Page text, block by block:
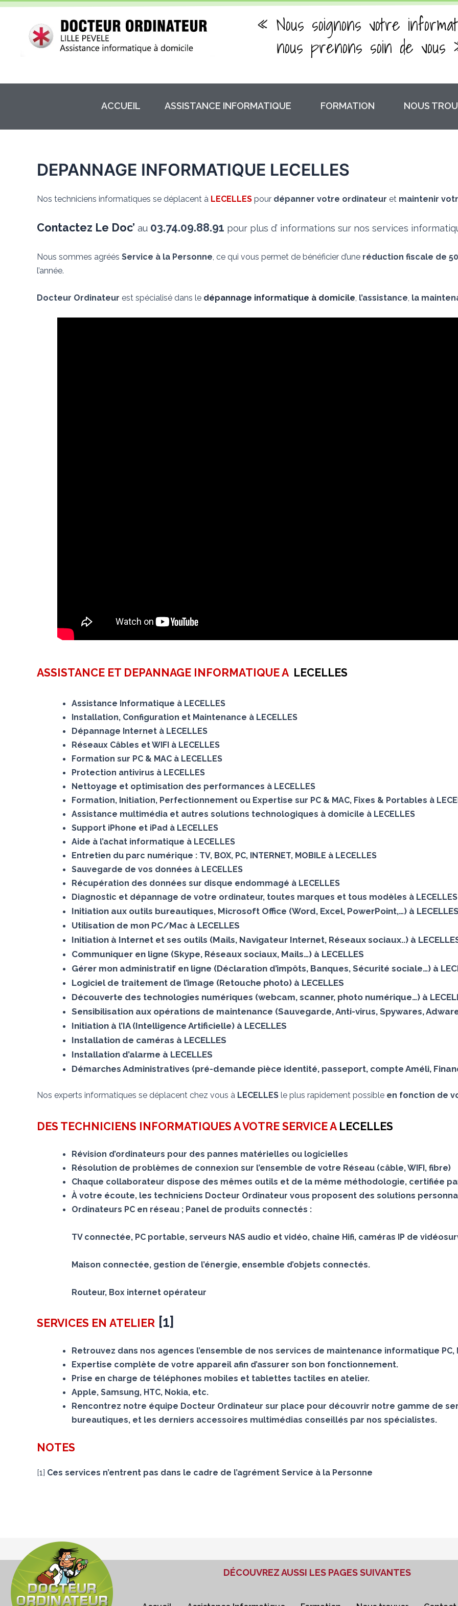
Aller
contenu
« Nous soignons votre
nous prenons soin de vous
ACCUEIL ASSISTANCE INFORMATIQUE FORMATION NOUS
DEPANNAGE INFORMATIQUE LECELLES
Nos techniciens informatiques se déplacent à LECELLES pour dépanner votre ordinateur et maintenir
Contactez Le Doc’ au 03.74.09.88.91 pour plus d’ informations sur nos services
Nous sommes agréés Service à la Personne, ce qui vous permet de bénéficier d’une réduction fiscale de
l’année.
Docteur Ordinateur est spécialisé dans le dépannage informatique à domicile l’assistance la
ASSISTANCE ET DEPANNAGE INFORMATIQUE A LECELLES
Assistance Informatique à LECELLES
Installation, Configuration et Maintenance à LECELLES
Dépannage Internet à LECELLES
Réseaux Câbles et WIFI à LECELLES
Formation sur PC & MAC à LECELLES
Protection antivirus à LECELLES
Nettoyage et optimisation des performances à LECELLES
Formation, Initiation, Perfectionnement ou Expertise sur PC & MAC, Fixes & Portables à
Assistance multimédia et autres solutions technologiques à domicile à LECELLES
Support iPhone et iPad à LECELLES
Aide à l’achat informatique à LECELLES
Entretien du parc numérique : TV, BOX, PC, INTERNET, MOBILE à LECELLES
Sauvegarde de vos données à LECELLES
Récupération des données sur disque endommagé à LECELLES
Diagnostic et dépannage de votre ordinateur, toutes marques et tous modèles à LECELLES
Initiation aux outils bureautiques, Microsoft Office (Word, Excel, PowerPoint,…) à LECELLES
Utilisation de mon PC/Mac à LECELLES
Initiation à Internet et ses outils (Mails, Navigateur Internet, Réseaux sociaux..) à
Communiquer en ligne (Skype, Réseaux sociaux, Mails…) à LECELLES
Gérer mon administratif en ligne (Déclaration d’impôts, Banques, Sécurité sociale…) à
Logiciel de traitement de l’image (Retouche photo) à LECELLES
Découverte des technologies numériques (webcam, scanner, photo numérique…) à
Sensibilisation aux opérations de maintenance (Sauvegarde, Anti-virus, Spywares,
Initiation à l’IA (Intelligence Artificielle) à LECELLES
Installation de caméras à LECELLES
Installation d’alarme à LECELLES
Démarches Administratives (pré-demande pièce identité, passeport, compte Améli,
Nos experts informatiques se déplacent chez vous à LECELLES le plus rapidement possible en fonction de
DES TECHNICIENS INFORMATIQUES A VOTRE SERVICE A LECELLES
Révision d’ordinateurs pour des pannes matérielles ou logicielles
Résolution de problèmes de connexion sur l’ensemble de votre Réseau (câble, WIFI, fibre)
Chaque collaborateur dispose des mêmes outils et de la même méthodologie, certifiée
À votre écoute, les techniciens Docteur Ordinateur vous proposent des solutions
Ordinateurs PC en réseau ; Panel de produits connectés :
TV connectée, PC portable, serveurs NAS audio et vidéo, chaîne Hifi, caméras IP de
Maison connectée, gestion de l’énergie, ensemble d’objets connectés.
Routeur, Box internet opérateur
SERVICES EN ATELIER [1]
Retrouvez dans nos agences l’ensemble de nos services de maintenance informatique PC,
Expertise complète de votre appareil afin d’assurer son bon fonctionnement.
Prise en charge de téléphones mobiles et tablettes tactiles en atelier.
Apple, Samsung, HTC, Nokia, etc.
Rencontrez notre équipe Docteur Ordinateur sur place pour découvrir notre gamme de
bureautiques, et les derniers accessoires multimédias conseillés par nos spécialistes.
NOTES
[1] Ces services n’entrent pas dans le cadre de l’agrément Service à la Personne
DÉCOUVREZ AUSSI LES PAGES SUIVANTES